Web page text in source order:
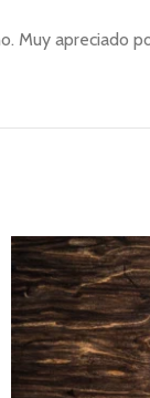
Muy apreciado